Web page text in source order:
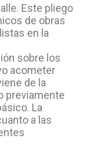
Este pliego
de obras
en la
sobre los
acometer
de la
previamente
La
a las